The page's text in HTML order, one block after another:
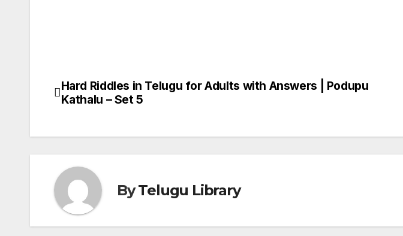
Post
Hard Riddles in Telugu for Adults with Answers | Podupu
Kathalu – Set 5
ByTelugu Library